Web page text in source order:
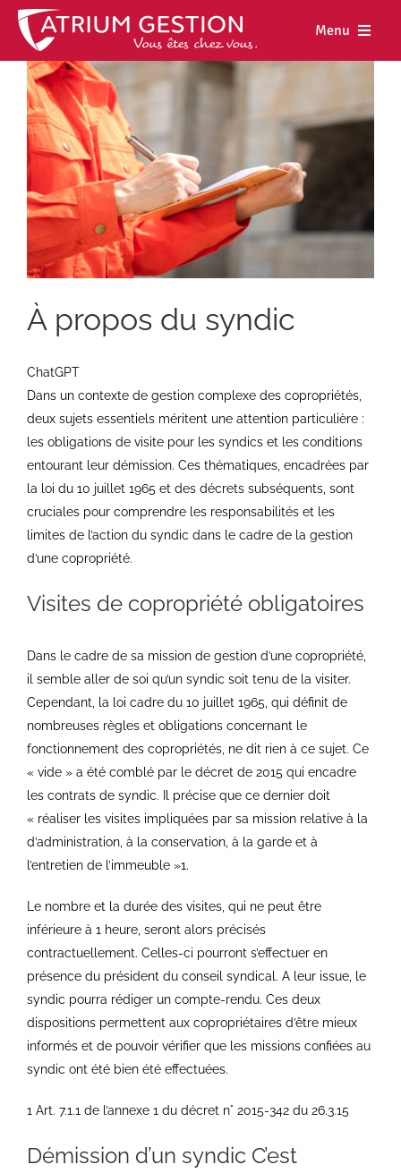
Skip
content
Menu
Notre
À propos du syndic
ChatGPT
Dans un contexte de gestion complexe des copropriétés,
deux sujets essentiels méritent une attention particulière :
les obligations de visite pour les syndics et les conditions
entourant leur démission. Ces thématiques, encadrées par
la loi du 10 juillet 1965 et des décrets subséquents, sont
cruciales pour comprendre les responsabilités et les
limites de l’action du syndic dans le cadre de la gestion
d’une copropriété.
Visites de copropriété obligatoires
Dans le cadre de sa mission de gestion d’une copropriété,
il semble aller de soi qu’un syndic soit tenu de la visiter.
Cependant, la loi cadre du 10 juillet 1965, qui définit de
nombreuses règles et obligations concernant le
fonctionnement des copropriétés, ne dit rien à ce sujet. Ce
« vide » a été comblé par le décret de 2015 qui encadre
les contrats de syndic. Il précise que ce dernier doit
« réaliser les visites impliquées par sa mission relative à la
d’administration, à la conservation, à la garde et à
l’entretien de l’immeuble »1.
Le nombre et la durée des visites, qui ne peut être
inférieure à 1 heure, seront alors précisés
contractuellement. Celles-ci pourront s’effectuer en
présence du président du conseil syndical. A leur issue, le
syndic pourra rédiger un compte-rendu. Ces deux
dispositions permettent aux copropriétaires d’être mieux
informés et de pouvoir vérifier que les missions confiées au
syndic ont été bien été effectuées.
1 Art. 7.1.1 de l’annexe 1 du décret n° 2015-342 du 26.3.15
Démission d’un syndic C’est